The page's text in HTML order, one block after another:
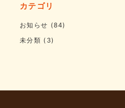
カテゴリ
お知らせ (84)
未分類 (3)